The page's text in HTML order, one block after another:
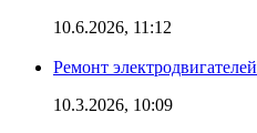
10.6.2026, 11:12
Ремонт
10.3.2026, 10:09